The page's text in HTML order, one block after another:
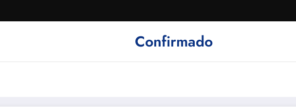
Confirmado